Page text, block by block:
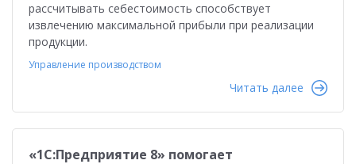
рассчитывать себестоимость способствует
извлечению максимальной прибыли при реализации
продукции.
Управление производством
Читать далее
«1С:Предприятие 8» помогает